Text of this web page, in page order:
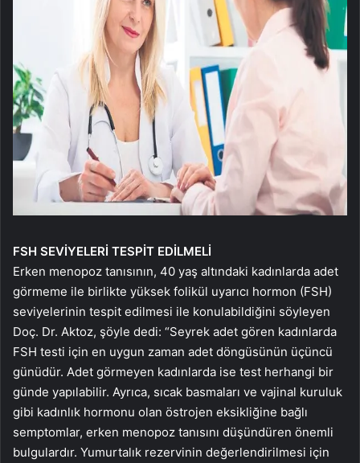
FSH SEVİYELERİ TESPİT EDİLMELİ
Erken menopoz tanısının, 40 yaş altındaki kadınlarda adet
görmeme ile birlikte yüksek folikül uyarıcı hormon (FSH)
seviyelerinin tespit edilmesi ile konulabildiğini söyleyen
Doç. Dr. Aktoz, şöyle dedi: “Seyrek adet gören kadınlarda
FSH testi için en uygun zaman adet döngüsünün üçüncü
günüdür. Adet görmeyen kadınlarda ise test herhangi bir
günde yapılabilir. Ayrıca, sıcak basmaları ve vajinal kuruluk
gibi kadınlık hormonu olan östrojen eksikliğine bağlı
semptomlar, erken menopoz tanısını düşündüren önemli
bulgulardır. Yumurtalık rezervinin değerlendirilmesi için